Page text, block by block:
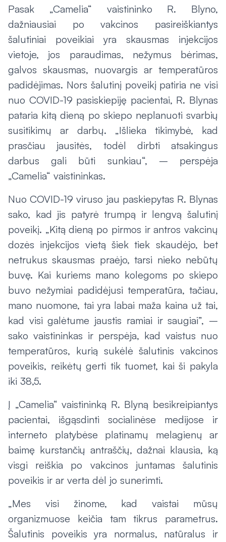
Pasak „Camelia“ vaistininko R. Blyno,
dažniausiai po vakcinos pasireiškiantys
šalutiniai poveikiai yra skausmas injekcijos
vietoje, jos paraudimas, nežymus bėrimas,
galvos skausmas, nuovargis ar temperatūros
padidėjimas. Nors šalutinį poveikį patiria ne visi
nuo COVID-19 pasiskiepiję pacientai, R. Blynas
pataria kitą dieną po skiepo neplanuoti svarbių
susitikimų ar darbų. „Išlieka tikimybė, kad
prasčiau jausitės, todėl dirbti atsakingus
darbus gali būti sunkiau“, – perspėja
„Camelia“ vaistininkas.
Nuo COVID-19 viruso jau paskiepytas R. Blynas
sako, kad jis patyrė trumpą ir lengvą šalutinį
poveikį. „Kitą dieną po pirmos ir antros vakcinų
dozės injekcijos vietą šiek tiek skaudėjo, bet
netrukus skausmas praėjo, tarsi nieko nebūtų
buvę. Kai kuriems mano kolegoms po skiepo
buvo nežymiai padidėjusi temperatūra, tačiau,
mano nuomone, tai yra labai maža kaina už tai,
kad visi galėtume jaustis ramiai ir saugiai”, –
sako vaistininkas ir perspėja, kad vaistus nuo
temperatūros, kurią sukėlė šalutinis vakcinos
poveikis, reikėtų gerti tik tuomet, kai ši pakyla
iki 38,5.
Į „Camelia“ vaistininką R. Blyną besikreipiantys
pacientai, išgąsdinti socialinėse medijose ir
interneto platybėse platinamų melagienų ar
baimę kurstančių antraščių, dažnai klausia, ką
visgi reiškia po vakcinos juntamas šalutinis
poveikis ir ar verta dėl jo sunerimti.
„Mes visi žinome, kad vaistai mūsų
organizmuose keičia tam tikrus parametrus.
Šalutinis poveikis yra normalus, natūralus ir